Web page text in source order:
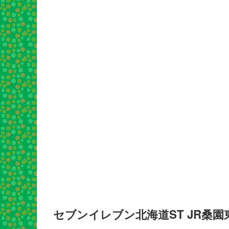
セブンイレブン北海道ST JR桑園